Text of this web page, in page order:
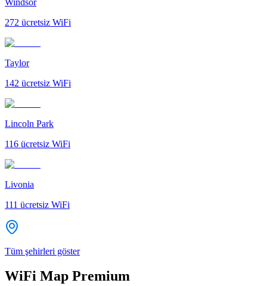
272 ücretsiz WiFi
Taylor
142 ücretsiz WiFi
Lincoln Park
116 ücretsiz WiFi
Livonia
111 ücretsiz WiFi
Tüm şehirleri göster
WiFi Map Premium